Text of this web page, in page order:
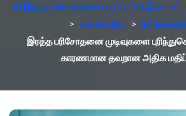
AI இரத்த பரிசோதனை பகுப்பாய்வி இலவசம்
> வலைப்பதிவு >
இரத்த பரிசோதனை முடிவுகளை
காரணமான தவறான அதிக